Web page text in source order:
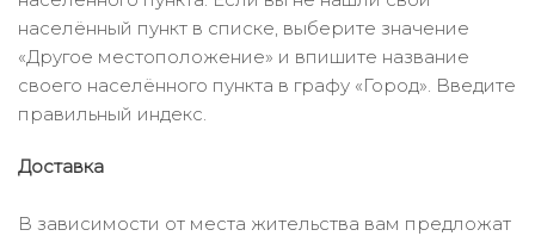
населённый пункт в списке, выберите значение
«Другое местоположение» и впишите название
своего населённого пункта в графу «Город». Введите
правильный индекс.
Доставка
В зависимости от места жительства вам предложат